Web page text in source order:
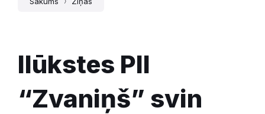
Ilūkstes PII
“Zvaniņš” svin